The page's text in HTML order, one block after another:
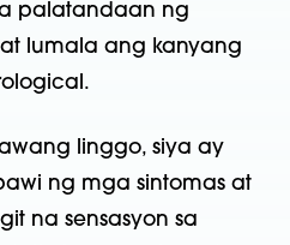
palatandaan ng
lumala ang kanyang
linggo, siya ay
ng mga sintomas at
na sensasyon sa